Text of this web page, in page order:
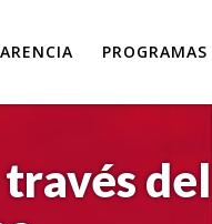
PROGRAMAS
del